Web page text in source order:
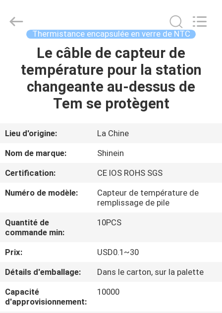
MAISON
PRODUITS
SUJET
DE
NOUS
VISITE
D'USINE
CONTRÔLE
QUALITÉ
Electornics
Technology
Thermistance encapsulée en verre de NTC
Le câble de capteur de
température pour la station
changeante au-dessus de
Tem se protègent
Lieu d'origine:
La Chine
Nom de marque:
Shinein
Certification:
CE IOS ROHS SGS
Numéro de modèle:
Capteur de température de
remplissage de pile
Quantité de
commande min:
10PCS
Prix:
USD0.1~30
Détails d'emballage:
Dans le carton, sur la palette
Capacité
d'approvisionnement:
10000